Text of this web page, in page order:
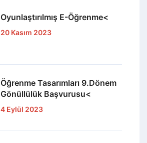
Oyunlaştırılmış E-Öğrenme<
20 Kasım 2023
Öğrenme Tasarımları 9.Dönem
Gönüllülük Başvurusu<
4 Eylül 2023